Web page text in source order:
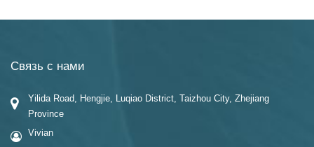
Связь с нами
Yilida Road, Hengjie, Luqiao District, Taizhou City, Zhejiang
Province
Vivian